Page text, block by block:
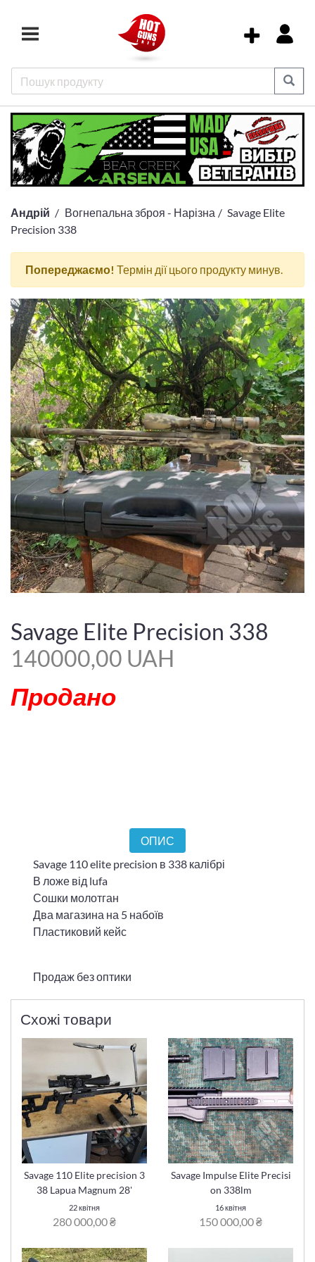
Андрій Вогнепальна зброя - Нарізна
Savage Elite
Precision 338
Попереджаємо! Термін дії цього продукту минув.
Savage Elite Precision 338
140000,00 UAH
Продано
ОПИС
Savage 110 elite precision в 338 калібрі
В ложе від lufa
Сошки молотган
Два магазина на 5 набоїв
Пластиковий кейс
Продаж без оптики
Схожі товари
Savage 110 Elite precision 3
38 Lapua Magnum 28'
22 квітня
280 000,00 ₴
Savage Impulse Elite Precisi
on 338lm
16 квітня
150 000,00 ₴